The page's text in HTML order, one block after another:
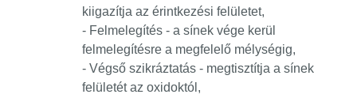
kiigazítja az érintkezési felületet,
- Felmelegítés - a sínek vége kerül
felmelegítésre a megfelelő mélységig,
- Végső szikráztatás - megtisztítja a sínek
felületét az oxidoktól,